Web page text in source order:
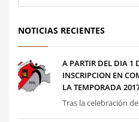
NOTICIAS RECIENTES
A PARTIR DEL DIA 1
INSCRIPCION EN
LA TEMPORADA
Tras la celebración